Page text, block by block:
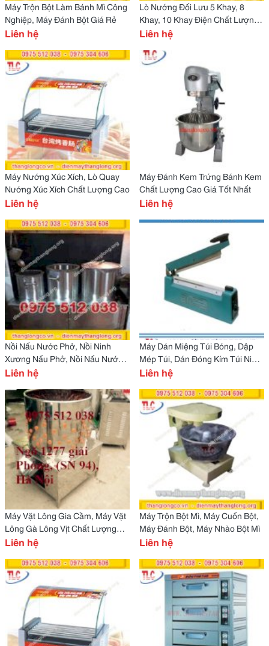
Máy Trộn Bột Làm Bánh Mì Công
Nghiệp, Máy Đánh Bột Giá Rẻ
Liên hệ
Lò Nướng Đối Lưu 5 Khay, 8
Khay, 10 Khay Điện Chất Lượng ,
Uy Tín
Liên hệ
Máy Nướng Xúc Xích, Lò Quay
Nướng Xúc Xích Chất Lượng Cao
Liên hệ
Máy Đánh Kem Trứng Bánh Kem
Chất Lượng Cao Giá Tốt Nhất
Liên hệ
Nồi Nấu Nước Phở, Nồi Ninh
Xương Nấu Phở, Nồi Nấu Nước
Dùng Chất Lượng
Liên hệ
Máy Dán Miệng Túi Bóng, Dập
Mép Túi, Dán Đóng Kím Túi Ni
Lông
Liên hệ
Máy Vặt Lông Gia Cầm, Máy Vặt
Lông Gà Lông Vịt Chất Lượng
Cao
Liên hệ
Máy Trộn Bột Mì, Máy Cuốn Bột,
Máy Đánh Bột, Máy Nhào Bột Mì
Liên hệ